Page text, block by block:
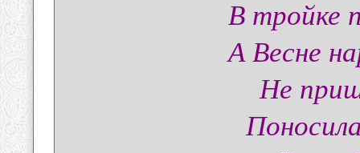
В тройке
А Весне
Не